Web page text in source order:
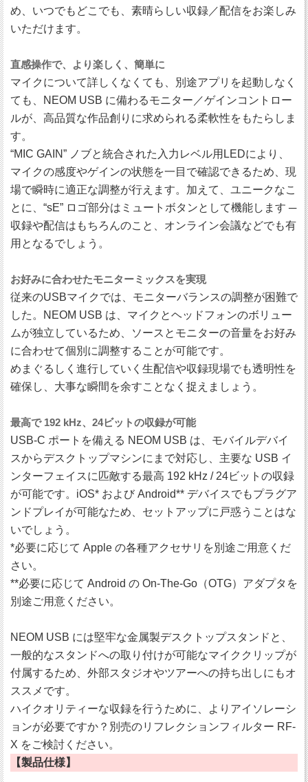
め、いつでもどこでも、素晴らしい収録／配信をお楽しみ
いただけます。
直感操作で、より楽しく、簡単に
マイクについて詳しくなくても、別途アプリを起動しなく
ても、NEOM USB に備わるモニター／ゲインコントロー
ルが、高品質な作品創りに求められる柔軟性をもたらしま
す。
“MIC GAIN” ノブと統合された入力レベル用LEDにより、
マイクの感度やゲインの状態を一目で確認できるため、現
場で瞬時に適正な調整が行えます。加えて、ユニークなこ
とに、“sE” ロゴ部分はミュートボタンとして機能します ─
収録や配信はもちろんのこと、オンライン会議などでも有
用となるでしょう。
お好みに合わせたモニターミックスを実現
従来のUSBマイクでは、モニターバランスの調整が困難で
した。NEOM USB は、マイクとヘッドフォンのボリュー
ムが独立しているため、ソースとモニターの音量をお好み
に合わせて個別に調整することが可能です。
めまぐるしく進行していく生配信や収録現場でも透明性を
確保し、大事な瞬間を余すことなく捉えましょう。
最高で 192 kHz、24ビットの収録が可能
USB-C ポートを備える NEOM USB は、モバイルデバイ
スからデスクトップマシンにまで対応し、主要な USB イ
ンターフェイスに匹敵する最高 192 kHz / 24ビットの収録
が可能です。iOS* および Android** デバイスでもプラグア
ンドプレイが可能なため、セットアップに戸惑うことはな
いでしょう。
*必要に応じて Apple の各種アクセサリを別途ご用意くだ
さい。
**必要に応じて Android の On-The-Go（OTG）アダプタを
別途ご用意ください。
NEOM USB には堅牢な金属製デスクトップスタンドと、
一般的なスタンドへの取り付けが可能なマイククリップが
付属するため、外部スタジオやツアーへの持ち出しにもオ
ススメです。
ハイクオリティーな収録を行うために、よりアイソレーシ
ョンが必要ですか？別売のリフレクションフィルター RF-
X をご検討ください。
【製品仕様】